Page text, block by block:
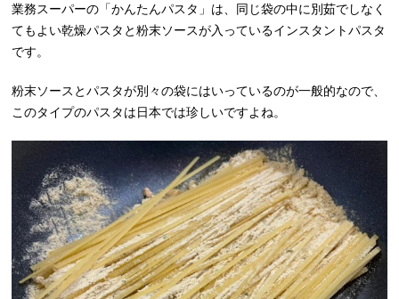
業務スーパーの「かんたんパスタ」は、同じ袋の中に別茹でしなく
てもよい乾燥パスタと粉末ソースが入っているインスタントパスタ
です。
粉末ソースとパスタが別々の袋にはいっているのが一般的なので、
このタイプのパスタは日本では珍しいですよね。